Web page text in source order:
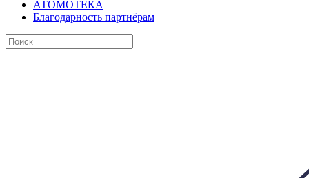
АТОМОТЕКА
Благодарность партнёрам